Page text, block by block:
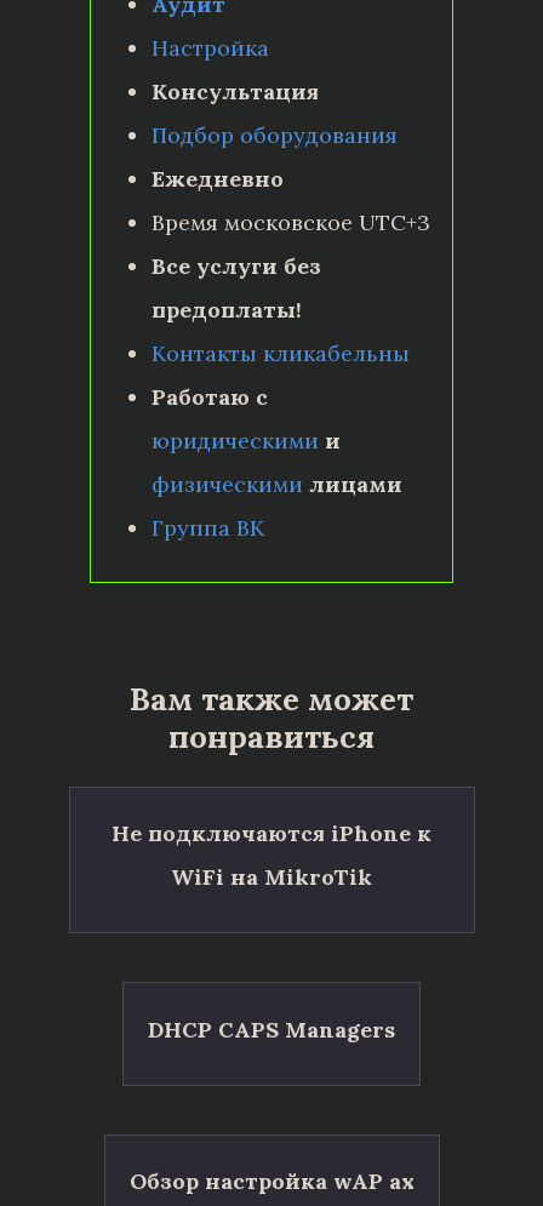
Настройка
Консультация
Подбор оборудования
Ежедневно
Время московское UTC+3
Все услуги без
предоплаты!
Контакты кликабельны
Работаю с
юридическими и
физическими лицами
Группа ВК
Вам также может
понравиться
Не подключаются iPhone к
WiFi на MikroTik
DHCP CAPS Managers
Обзор настройка wAP ax